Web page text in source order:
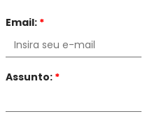
Email: *
Assunto: *